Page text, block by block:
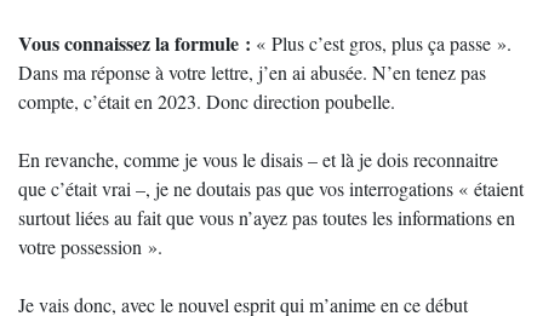
Vous connaissez la formule : « Plus c’est gros, plus ça passe ».
Dans ma réponse à votre lettre, j’en ai abusée. N’en tenez pas
compte, c’était en 2023. Donc direction poubelle.
En revanche, comme je vous le disais – et là je dois reconnaitre
que c’était vrai –, je ne doutais pas que vos interrogations « étaient
surtout liées au fait que vous n’ayez pas toutes les informations en
votre possession ».
Je vais donc, avec le nouvel esprit qui m’anime en ce début